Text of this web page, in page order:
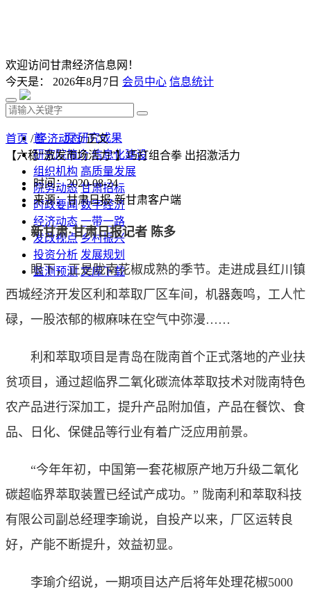
欢迎访问甘肃经济信息网！
今天是： 2026年8月7日 会员中心 信息统计
首 页 研究成果
研究院简介 信息化建设
组织机构 高质量发展
院务动态 甘肃招标
时政要闻 数字经济
经济动态 一带一路
发改视点 乡村振兴
投资分析 发展规划
监测预测 文库下载
首页 /经济动态/ 正文
【六稳“激发市场活力”】巧打组合拳 出招激活力
时间：2020-08-24
来源：甘肃日报-新甘肃客户端
新甘肃·甘肃日报记者 陈多
眼下，正是陇南花椒成熟的季节。走进成县红川镇
西城经济开发区利和萃取厂区车间，机器轰鸣，工人忙
碌，一股浓郁的椒麻味在空气中弥漫……
利和萃取项目是青岛在陇南首个正式落地的产业扶
贫项目，通过超临界二氧化碳流体萃取技术对陇南特色
农产品进行深加工，提升产品附加值，产品在餐饮、食
品、日化、保健品等行业有着广泛应用前景。
“今年年初，中国第一套花椒原产地万升级二氧化
碳超临界萃取装置已经试产成功。” 陇南利和萃取科技
有限公司副总经理李瑜说，自投产以来，厂区运转良
好，产能不断提升，效益初显。
李瑜介绍说，一期项目达产后将年处理花椒5000